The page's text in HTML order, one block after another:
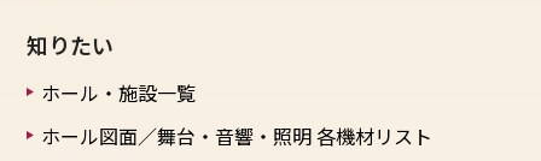
知りたい
ホール・施設一覧
ホール図面／舞台・音響・照明各機材リスト